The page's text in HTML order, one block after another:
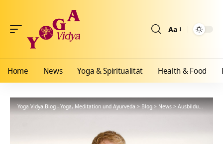
Aa
Home News Yoga & Spiritualität Health & Food
Yoga Vidya Blog - Yoga, Meditation und Ayurveda>Blog>News>Ausbildungen >